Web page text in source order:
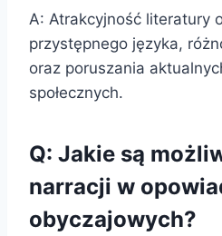
A: Atrakcyjność literatury
przystępnego języka,
oraz poruszania
społecznych.
Q: Jakie są
narracji w
obyczajowych?